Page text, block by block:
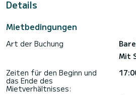
ausgestattet. Es verfügt über
Zögern Sie nicht, uns für ein
Details
Mietbedingungen
Art der Buchung
Mit
Zeiten für den Beginn und
das Ende des
Mietverhältnisses: